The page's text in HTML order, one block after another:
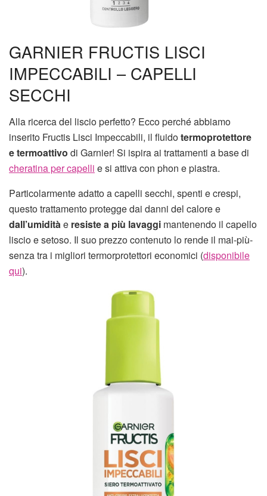
GARNIER FRUCTIS LISCI
IMPECCABILI – CAPELLI
SECCHI
Alla ricerca del liscio perfetto? Ecco perché abbiamo
inserito Fructis Lisci Impeccabili, il fluidotermoprotettore
e termoattivo di Garnier! Si ispira ai trattamenti a base di
cheratina per capelli e si attiva con phon e piastra.
Particolarmente adatto a capelli secchi, spenti e crespi,
questo trattamento protegge dai danni del calore e
dall’umiditàe resiste a più lavaggi mantenendo il capello
liscio e setoso. Il suo prezzo contenuto lo rende il mai-più-
senza tra i migliori termorprotettori economici (disponibile
qui).